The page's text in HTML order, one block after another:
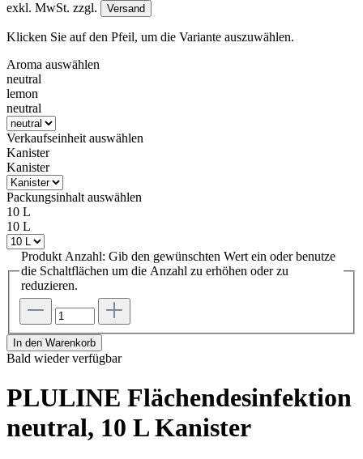
exkl. MwSt. zzgl. Versand
Klicken Sie auf den Pfeil, um die Variante auszuwählen.
Aroma auswählen
neutral
lemon
neutral
Verkaufseinheit auswählen
Kanister
Kanister
Packungsinhalt auswählen
10 L
10 L
Produkt Anzahl: Gib den gewünschten Wert ein oder benutze
die Schaltflächen um die Anzahl zu erhöhen oder zu
reduzieren.
In den Warenkorb
Bald wieder verfügbar
PLULINE Flächendesinfektion
neutral, 10 L Kanister